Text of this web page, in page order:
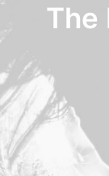
The